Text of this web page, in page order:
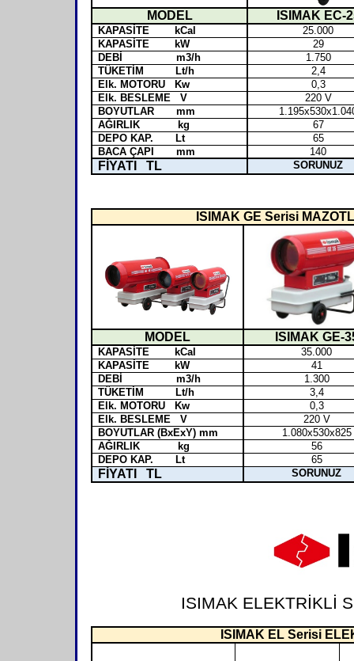
MODEL ISIMAK EC-
KAPASİTE kCal
25.000
KAPASİTE kW
29
DEBİ m3/h
1.750
TÜKETİM Lt/h
2,4
Elk. MOTORU Kw
0,3
Elk. BESLEME V
220 V
BOYUTLAR mm
AĞIRLIK kg
67
DEPO KAP. Lt
65
BACA ÇAPI mm
140
FİYATI TL SORUNUZ
ISIMAK GE Serisi
MODEL ISIMAK GE-
KAPASİTE kCal
35.000
KAPASİTE kW
41
DEBİ m3/h
1.300
TÜKETİM Lt/h
3,4
Elk. MOTORU Kw
0,3
Elk. BESLEME V
220 V
BOYUTLAR (BxExY) mm
1.080x530x825
AĞIRLIK kg
56
DEPO KAP. Lt
65
FİYATI TL SORUNUZ
ISIMAK ELEKTRİKLİ
ISIMAK EL Serisi